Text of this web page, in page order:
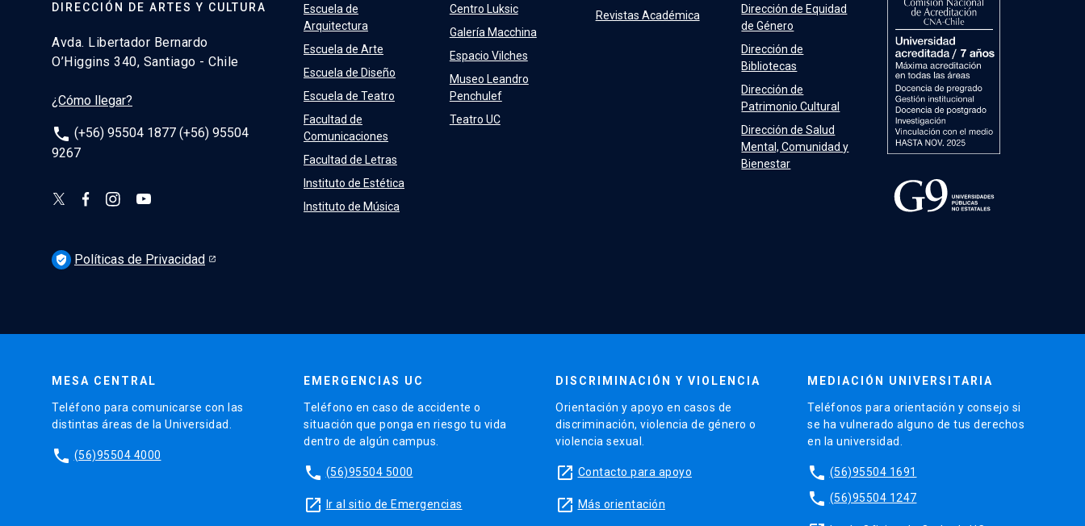
DIRECCIÓN DE ARTES Y CULTURA
Avda. Libertador Bernardo
O’Higgins 340, Santiago - Chile
¿Cómo llegar?
phone (+56) 95504 1877 (+56) 95504
9267
Escuela de
Arquitectura
Escuela de Arte
Escuela de Diseño
Escuela de Teatro
Facultad de
Comunicaciones
Facultad de Letras
Instituto de Estética
Instituto de Música
Centro Luksic
Galería Macchina
Espacio Vilches
Museo Leandro
Penchulef
Teatro UC
Revistas Académica
Dirección de Equidad
de Género
Dirección de
Bibliotecas
Dirección de
Patrimonio Cultural
Dirección de Salud
Mental, Comunidad y
Bienestar
verified_user Políticas de Privacidad
MESA CENTRAL
Teléfono para comunicarse con las
distintas áreas de la Universidad.
phone (56)95504 4000
EMERGENCIAS UC
Teléfono en caso de accidente o
situación que ponga en riesgo tu vida
dentro de algún campus.
phone (56)95504 5000
launch Ir al sitio de Emergencias
DISCRIMINACIÓN Y VIOLENCIA
Orientación y apoyo en casos de
discriminación, violencia de género o
violencia sexual.
launch Contacto para apoyo
launch Más orientación
MEDIACIÓN UNIVERSITARIA
Teléfonos para orientación y consejo si
se ha vulnerado alguno de tus derechos
en la universidad.
phone (56)95504 1691
phone (56)95504 1247